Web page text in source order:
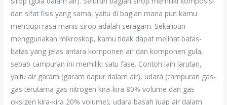
dan sifat fisis yang sama, yaitu di bagian mana pun kamu
mencicipi rasa manis sirop adalah seragam. Sekalipun
menggunakan mikroskop, kamu tidak dapat melihat batas-
batas yang jelas antara komponen air dan komponen gula,
sebab campuran ini memiliki satu fase. Contoh lain larutan,
yaitu air garam (garam dapur dalam air), udara (campuran gas-
gas terutama gas nitrogen kira-kira 80% volume dan gas
oksigen kira-kira 20% volume), udara basah (uap air dalam